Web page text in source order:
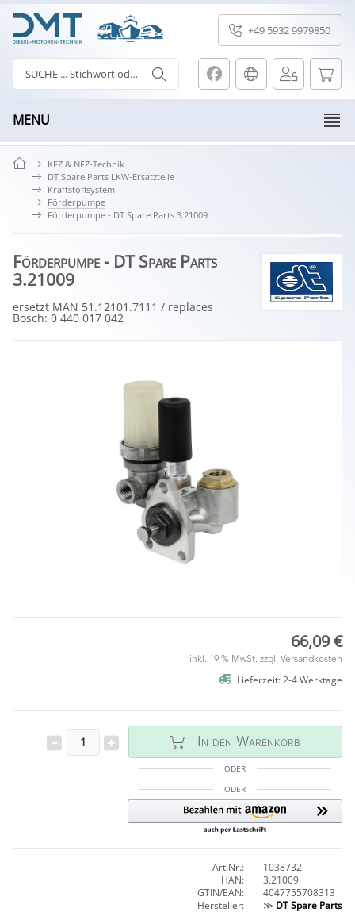
+49 5932 9979850
MENU
KFZ & NFZ-Technik
DT Spare Parts LKW-Ersatzteile
Kraftstoffsystem
Förderpumpe
Förderpumpe - DT Spare Parts 3.21009
Förderpumpe - DT Spare Parts
3.21009
ersetzt MAN 51.12101.7111 / replaces
Bosch: 0 440 017 042
66,09 €
inkl. 19 % MwSt. zzgl. Versandkosten
Lieferzeit: 2-4 Werktage
In den Warenkorb
ODER
ODER
Art.Nr.:
1038732
HAN:
3.21009
GTIN/EAN:
4047755708313
Hersteller:
≫ DT Spare Parts